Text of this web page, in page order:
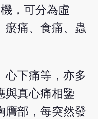
，可分為虛
瘀痛、食痛、蟲
心下痛等，亦多
與真心痛相鑒
膺部，每突然發